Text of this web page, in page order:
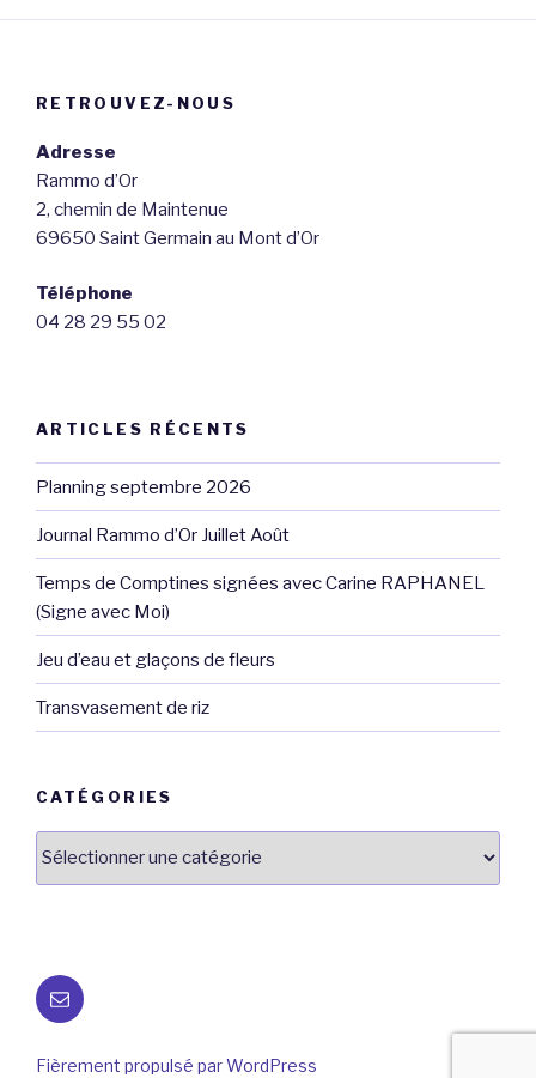
RETROUVEZ-NOUS
Adresse
Rammo d’Or
2, chemin de Maintenue
69650 Saint Germain au Mont d’Or
Téléphone
04 28 29 55 02
ARTICLES RÉCENTS
Planning septembre 2026
Journal Rammo d’Or Juillet Août
Temps de Comptines signées avec Carine RAPHANEL
(Signe avec Moi)
Jeu d’eau et glaçons de fleurs
Transvasement de riz
CATÉGORIES
E-
mail
Fièrement propulsé par WordPress